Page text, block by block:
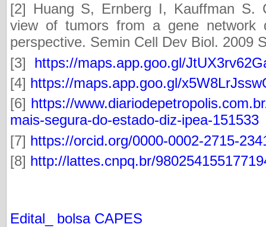
[2] Huang S, Ernberg I, Kauffman S.
view of tumors from a gene network
perspective. Semin Cell Dev Biol. 2009
[3] https://maps.app.goo.gl/
[4] https://maps.app.goo.gl/
[6] https://
mais-segura-do-estado-diz-ipea-151533
[7] https://orcid.org/0000-0002-2715-
[8] http://lattes.cnpq.br/
Edital_ bolsa CAPES